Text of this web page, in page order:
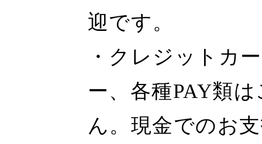
迎です。
・クレジットカ
ー、各種PAY類
ん。現金でのお